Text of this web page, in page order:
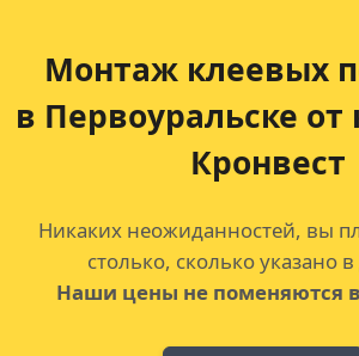
Монтаж клеевых
в Первоуральске
Кронвест
Никаких неожиданностей, вы
столько, сколько указано
Наши цены не поменяются